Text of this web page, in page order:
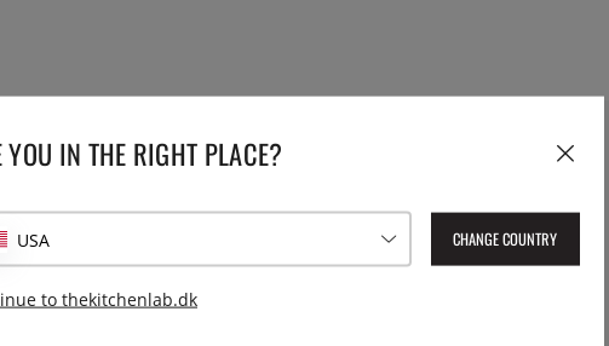
YOU IN THE RIGHT PLACE?
USA CHANGE COUNTRY
to thekitchenlab.dk